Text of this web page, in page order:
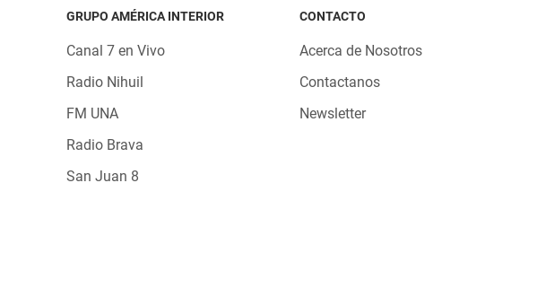
GRUPO AMÉRICA INTERIOR
Canal 7 en Vivo
Radio Nihuil
FM UNA
Radio Brava
San Juan 8
CONTACTO
Acerca de Nosotros
Contactanos
Newsletter